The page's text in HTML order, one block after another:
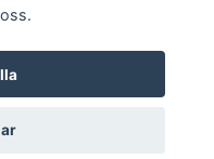
Design